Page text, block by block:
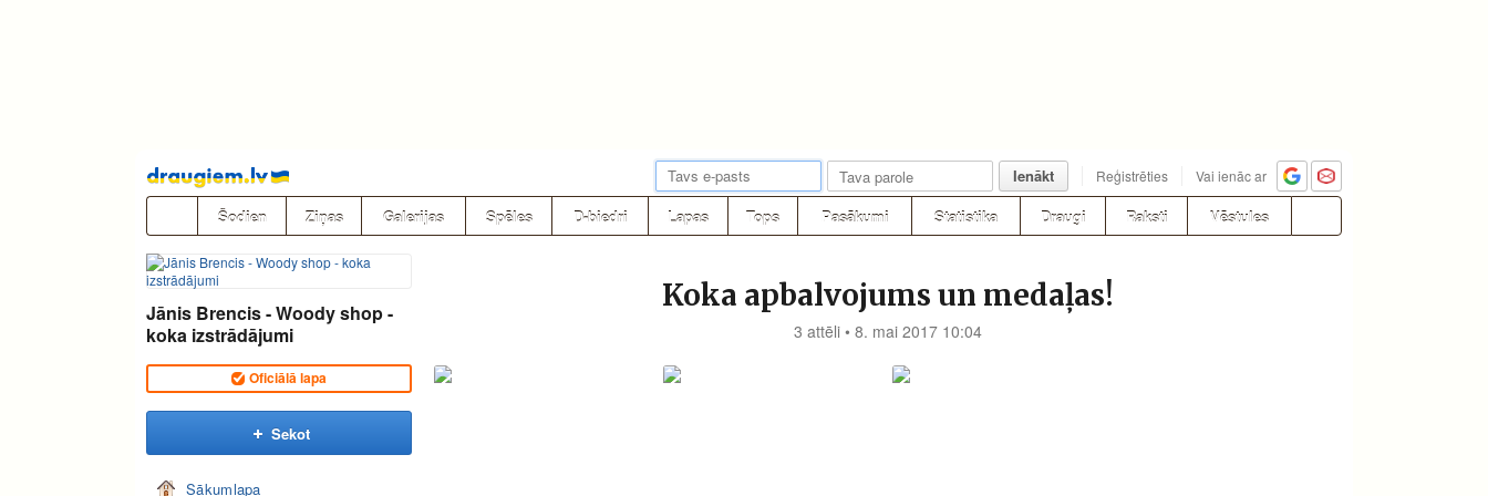
Pāriet
uz
saturu
Ienākt Reģistrēties Vai ienāc ar
Šodien Ziņas Galerijas Spēles D-biedri Lapas Tops Pasākumi Statistika Draugi Raksti Vēstules
Jānis Brencis - Woody shop -
koka izstrādājumi
Oficiālā lapa
Sekot
Sākumlapa
Koka apbalvojums un medaļas!
3 attēli • 8. mai 2017 10:04